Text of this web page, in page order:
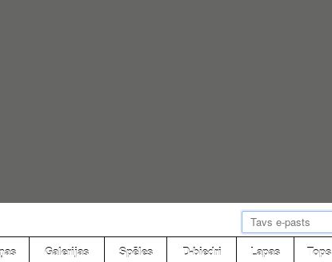
Galerijas Spēles D-biedri Lapas Tops